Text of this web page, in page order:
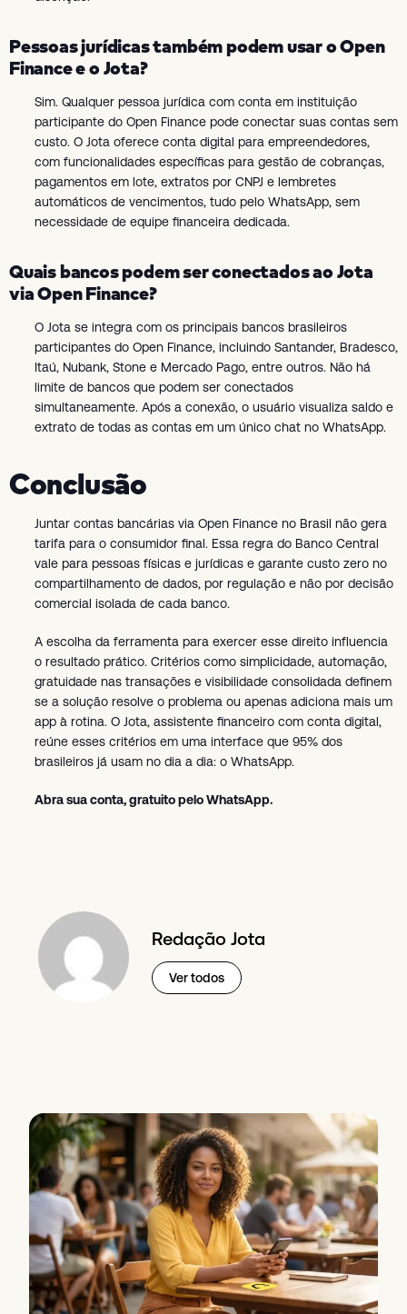
Pessoas jurídicas também podem usar o Open
Finance e o Jota?
Sim. Qualquer pessoa jurídica com conta em instituição
participante do Open Finance pode conectar suas contas sem
custo. O Jota oferece conta digital para empreendedores,
com funcionalidades específicas para gestão de cobranças,
pagamentos em lote, extratos por CNPJ e lembretes
automáticos de vencimentos, tudo pelo WhatsApp, sem
necessidade de equipe financeira dedicada.
Quais bancos podem ser conectados ao Jota
via Open Finance?
O Jota se integra com os principais bancos brasileiros
participantes do Open Finance, incluindo Santander, Bradesco,
Itaú, Nubank, Stone e Mercado Pago, entre outros. Não há
limite de bancos que podem ser conectados
simultaneamente. Após a conexão, o usuário visualiza saldo e
extrato de todas as contas em um único chat no WhatsApp.
Conclusão
Juntar contas bancárias via Open Finance no Brasil não gera
tarifa para o consumidor final. Essa regra do Banco Central
vale para pessoas físicas e jurídicas e garante custo zero no
compartilhamento de dados, por regulação e não por decisão
comercial isolada de cada banco.
A escolha da ferramenta para exercer esse direito influencia
o resultado prático. Critérios como simplicidade, automação,
gratuidade nas transações e visibilidade consolidada definem
se a solução resolve o problema ou apenas adiciona mais um
app à rotina. O Jota, assistente financeiro com conta digital,
reúne esses critérios em uma interface que 95% dos
brasileiros já usam no dia a dia: o WhatsApp.
Abra sua conta, gratuito pelo WhatsApp.
Redação Jota
Ver todos